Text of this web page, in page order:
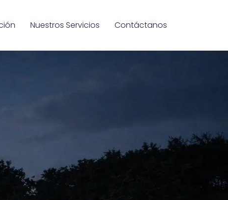
Nuestros Servicios Contáctanos